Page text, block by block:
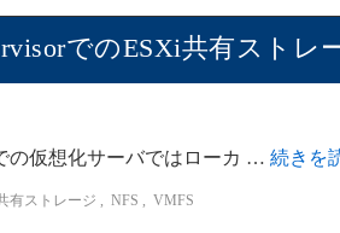
でのESXi共有ストレ
の仮想化サーバではローカ … 続きを
有ストレージ , NFS , VMFS